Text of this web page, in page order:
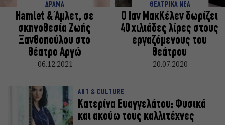
ΔΡΑΜΑ
Hamlet & Άμλετ, σε
σκηνοθεσία Ζωής
Ξανθοπούλου στο
θέατρο Αργώ
06.12.2021
ΘΕΑΤΡΙΚΑ ΝΕΑ
Ο Ιαν ΜακΚέλεν δωρίζει
40 χιλιάδες λίρες στους
εργαζόμενους του
θεάτρου
20.07.2020
ART & CULTURE
Kατερίνα Ευαγγελάτου: Φυσικά
και ακούω τους καλλιτέχνες